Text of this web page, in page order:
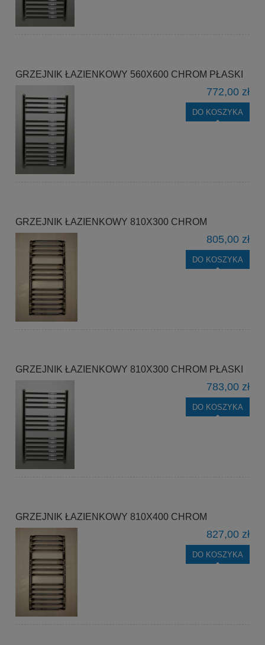
GRZEJNIK ŁAZIENKOWY 560X600 CHROM PŁASKI
772,00 zł
DO KOSZYKA
GRZEJNIK ŁAZIENKOWY 810X300 CHROM
805,00 zł
DO KOSZYKA
GRZEJNIK ŁAZIENKOWY 810X300 CHROM PŁASKI
783,00 zł
DO KOSZYKA
GRZEJNIK ŁAZIENKOWY 810X400 CHROM
827,00 zł
DO KOSZYKA